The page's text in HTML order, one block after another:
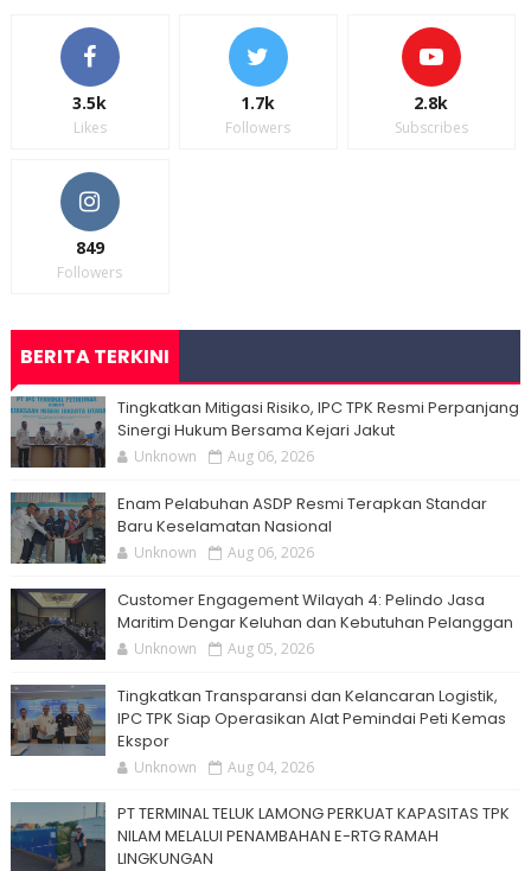
3.5k
Likes
1.7k
Followers
2.8k
Subscribes
849
Followers
BERITA TERKINI
Tingkatkan Mitigasi Risiko, IPC TPK Resmi Perpanjang
Sinergi Hukum Bersama Kejari Jakut
Unknown Aug 06, 2026
Enam Pelabuhan ASDP Resmi Terapkan Standar
Baru Keselamatan Nasional
Unknown Aug 06, 2026
Customer Engagement Wilayah 4: Pelindo Jasa
Maritim Dengar Keluhan dan Kebutuhan Pelanggan
Unknown Aug 05, 2026
Tingkatkan Transparansi dan Kelancaran Logistik,
IPC TPK Siap Operasikan Alat Pemindai Peti Kemas
Ekspor
Unknown Aug 04, 2026
PT TERMINAL TELUK LAMONG PERKUAT KAPASITAS TPK
NILAM MELALUI PENAMBAHAN E-RTG RAMAH
LINGKUNGAN